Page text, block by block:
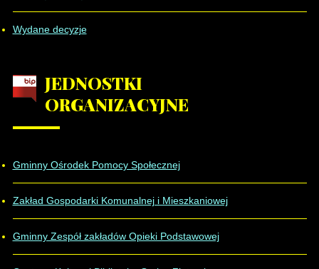
Wydane decyzje
JEDNOSTKI
ORGANIZACYJNE
Gminny Ośrodek Pomocy Społecznej
Zakład Gospodarki Komunalnej i Mieszkaniowej
Gminny Zespół zakładów Opieki Podstawowej